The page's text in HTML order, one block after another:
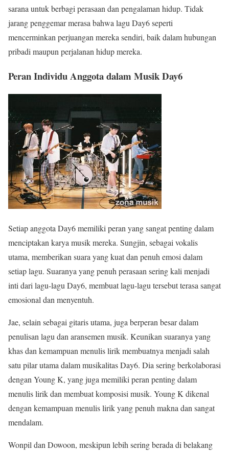
sarana untuk berbagi perasaan dan pengalaman hidup. Tidak
jarang penggemar merasa bahwa lagu Day6 seperti
mencerminkan perjuangan mereka sendiri, baik dalam hubungan
pribadi maupun perjalanan hidup mereka.
Peran Individu Anggota dalam Musik Day6
Setiap anggota Day6 memiliki peran yang sangat penting dalam
menciptakan karya musik mereka. Sungjin, sebagai vokalis
utama, memberikan suara yang kuat dan penuh emosi dalam
setiap lagu. Suaranya yang penuh perasaan sering kali menjadi
inti dari lagu-lagu Day6, membuat lagu-lagu tersebut terasa sangat
emosional dan menyentuh.
Jae, selain sebagai gitaris utama, juga berperan besar dalam
penulisan lagu dan aransemen musik. Keunikan suaranya yang
khas dan kemampuan menulis lirik membuatnya menjadi salah
satu pilar utama dalam musikalitas Day6. Dia sering berkolaborasi
dengan Young K, yang juga memiliki peran penting dalam
menulis lirik dan membuat komposisi musik. Young K dikenal
dengan kemampuan menulis lirik yang penuh makna dan sangat
mendalam.
Wonpil dan Dowoon, meskipun lebih sering berada di belakang